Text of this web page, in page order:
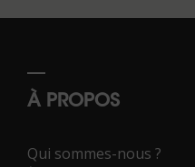
À PROPOS
Qui sommes-nous ?